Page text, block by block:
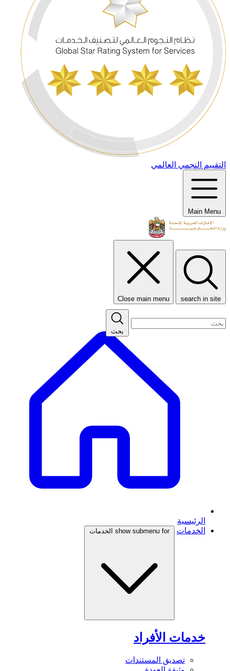
التقييم النجمي العالمي
Main Menu
search in site
Close main menu
بحث
الرئيسية
الخدمات
show submenu for الخدمات
خدمات الأفراد
تصديق المستندات